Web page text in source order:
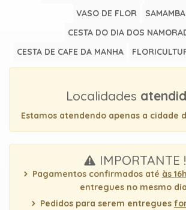
VASO DE FLOR
CESTA DO DIA DOS
CESTA DE CAFE DA MANHA
Localidades
Estamos atendendo apenas a cidade
IMPORTANTE !
Pagamentos confirmados até às
entregues no mesmo
Pedidos para serem entregues